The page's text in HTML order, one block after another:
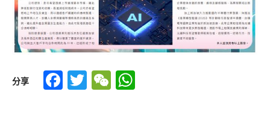
分享 Facebook
TwitterWeChat